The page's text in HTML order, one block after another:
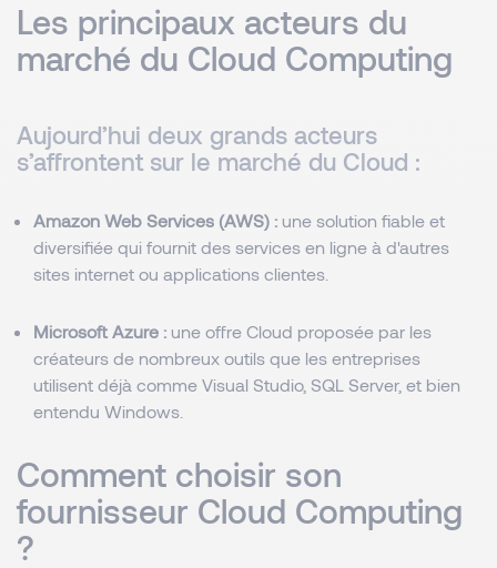
Les principaux acteurs du
marché du Cloud Computing
Aujourd’hui deux grands acteurs
s’affrontent sur le marché du Cloud :
Amazon Web Services (AWS) : une solution fiable et
diversifiée qui fournit des services en ligne à d'autres
sites internet ou applications clientes.
Microsoft Azure : une offre Cloud proposée par les
créateurs de nombreux outils que les entreprises
utilisent déjà comme Visual Studio, SQL Server, et bien
entendu Windows.
Comment choisir son
fournisseur Cloud Computing
?